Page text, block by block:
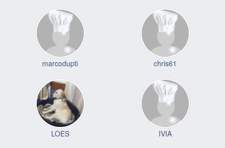
marcodupti chris61
LOES IVIA